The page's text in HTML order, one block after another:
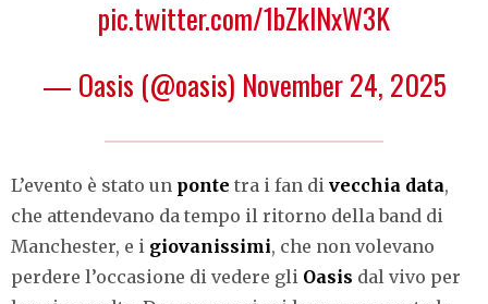
pic.twitter.com/1bZklNxW3K
— Oasis (@oasis) November 24, 2025
L’evento è stato un ponte tra i fan di vecchia data,
che attendevano da tempo il ritorno della band di
Manchester, e i giovanissimi, che non volevano
perdere l’occasione di vedere gli Oasis dal vivo per